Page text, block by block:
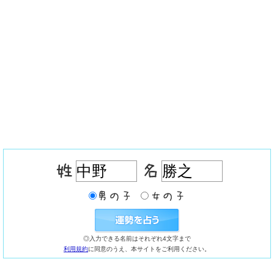
◎入力できる名前はそれぞれ4文字まで
利用規約に同意のうえ、本サイトをご利用ください。